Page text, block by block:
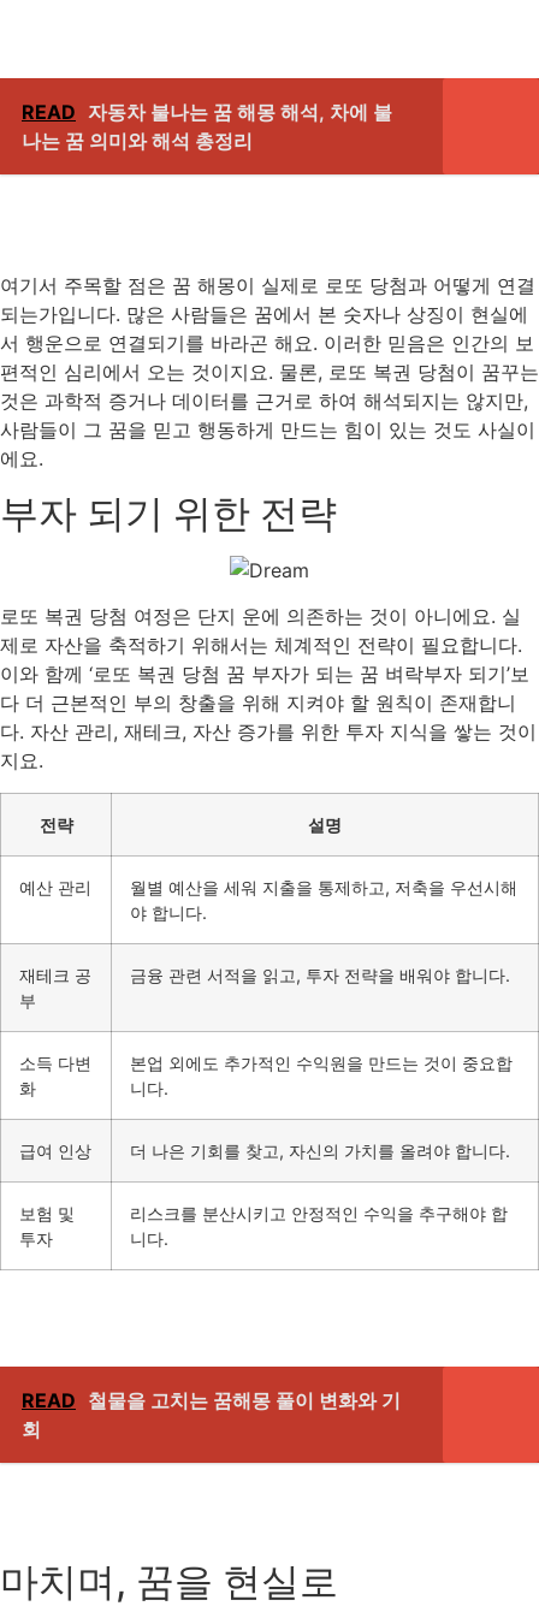
READ 자동차 불나는 꿈 해몽 해석, 차에 불
나는 꿈 의미와 해석 총정리
여기서 주목할 점은 꿈 해몽이 실제로 로또 당첨과 어떻게 연결
되는가입니다. 많은 사람들은 꿈에서 본 숫자나 상징이 현실에
서 행운으로 연결되기를 바라곤 해요. 이러한 믿음은 인간의 보
편적인 심리에서 오는 것이지요. 물론, 로또 복권 당첨이 꿈꾸는
것은 과학적 증거나 데이터를 근거로 하여 해석되지는 않지만,
사람들이 그 꿈을 믿고 행동하게 만드는 힘이 있는 것도 사실이
에요.
부자 되기 위한 전략
로또 복권 당첨 여정은 단지 운에 의존하는 것이 아니에요. 실
제로 자산을 축적하기 위해서는 체계적인 전략이 필요합니다.
이와 함께 ‘로또 복권 당첨 꿈 부자가 되는 꿈 벼락부자 되기’보
다 더 근본적인 부의 창출을 위해 지켜야 할 원칙이 존재합니
다. 자산 관리, 재테크, 자산 증가를 위한 투자 지식을 쌓는 것이
지요.
전략 설명
예산 관리
월별 예산을 세워 지출을 통제하고, 저축을 우선시해
야 합니다.
재테크 공
부
금융 관련 서적을 읽고, 투자 전략을 배워야 합니다.
소득 다변
화
본업 외에도 추가적인 수익원을 만드는 것이 중요합
니다.
급여 인상 더 나은 기회를 찾고, 자신의 가치를 올려야 합니다.
보험 및
투자
리스크를 분산시키고 안정적인 수익을 추구해야 합
니다.
READ 철물을 고치는 꿈해몽 풀이 변화와 기
회
마치며, 꿈을 현실로